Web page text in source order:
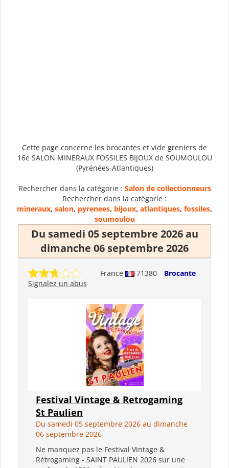
Cette page concerne les brocantes et vide greniers de
16e SALON MINERAUX FOSSILES BIJOUX de SOUMOULOU
(Pyrénées-Atlantiques)
Rechercher dans la catégorie : Salon de collectionneurs
Rechercher dans la catégorie :
mineraux, salon, pyrenees, bijoux, atlantiques, fossiles,
soumoulou
Du samedi 05 septembre 2026 au
dimanche 06 septembre 2026
France 71380
Brocante
Signalez un abus
Festival Vintage & Retrogaming
St Paulien
Du samedi 05 septembre 2026 au dimanche
06 septembre 2026
Ne manquez pas le Festival Vintage &
Rétrogaming - SAINT PAULIEN 2026 sur une